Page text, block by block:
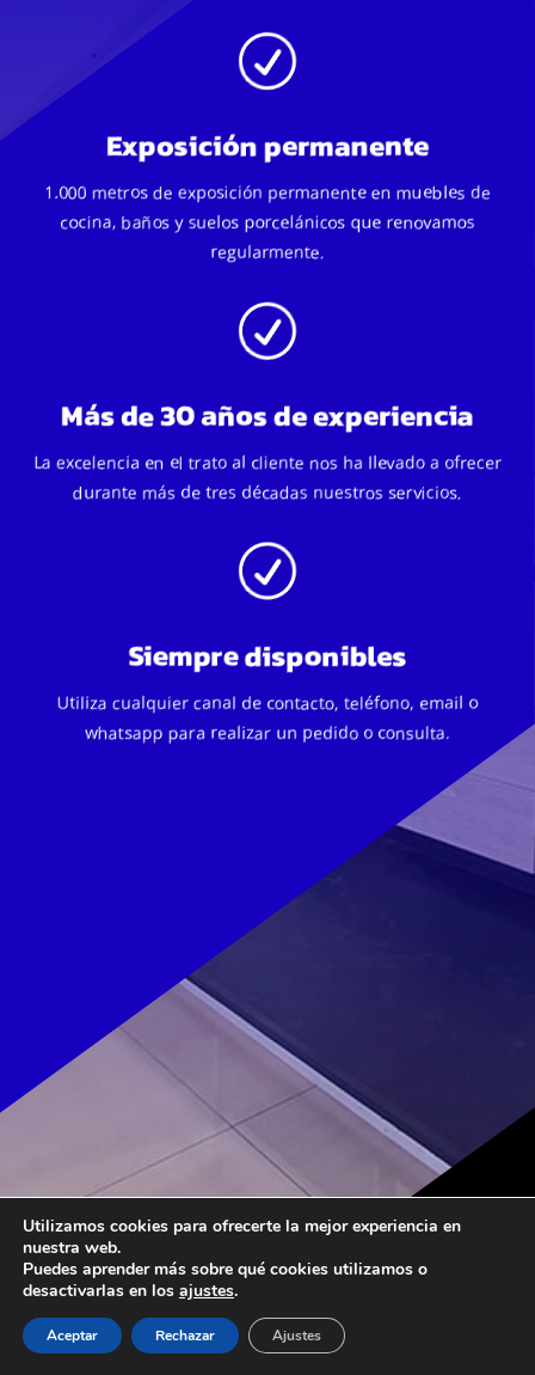
R
Exposición permanente
1.000 metros de exposición permanente en muebles de
cocina, baños y suelos porcelánicos que renovamos
regularmente.
R
Más de 30 años de experiencia
La excelencia en el trato al cliente nos ha llevado a ofrecer
durante más de tres décadas nuestros servicios.
R
Siempre disponibles
Utiliza cualquier canal de contacto, teléfono, email o
whatsapp para realizar un pedido o consulta.
Utilizamos cookies para ofrecerte la mejor experiencia en
nuestra web.
Puedes aprender más sobre qué cookies utilizamos o
desactivarlas en los ajustes.
Aceptar Rechazar Ajustes